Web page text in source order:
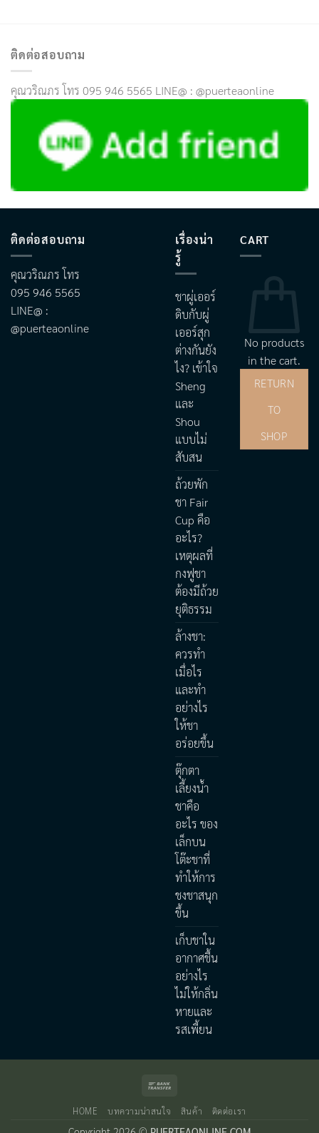
ติดต่อสอบถาม
คุณวริณภร โทร 095 946 5565 LINE@ : @puerteaonline
ติดต่อสอบถาม
คุณวริณภร โทร
095 946 5565
LINE@ :
@puerteaonline
เรื่องน่า
รู้
ชาผู่เออร์
ดิบกับผู่
เออร์สุก
ต่างกันยัง
ไง? เข้าใจ
Sheng
และ
Shou
แบบไม่
สับสน
ถ้วยพัก
ชา Fair
Cup คือ
อะไร?
เหตุผลที่
กงฟูชา
ต้องมีถ้วย
ยุติธรรม
ล้างชา:
ควรทำ
เมื่อไร
และทำ
อย่างไร
ให้ชา
อร่อยขึ้น
ตุ๊กตา
เลี้ยงน้ำ
ชาคือ
อะไร ของ
เล็กบน
โต๊ะชาที่
ทำให้การ
ชงชาสนุก
ขึ้น
เก็บชาใน
อากาศชื้น
อย่างไร
ไม่ให้กลิ่น
หายและ
รสเพี้ยน
CART
No products
in the cart.
RETURN
TO
SHOP
HOME บทความน่าสนใจ สินค้า ติดต่อเรา